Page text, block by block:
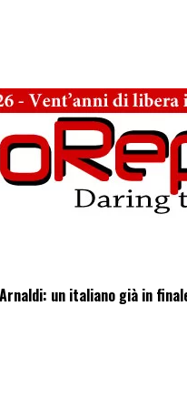
un italiano già in